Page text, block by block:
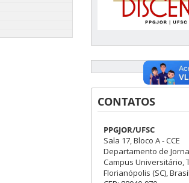
CONTATOS
PPGJOR/UFSC
Sala 17, Bloco A - CCE
Departamento de
Campus Universitário,
Florianópolis (SC), Brasil